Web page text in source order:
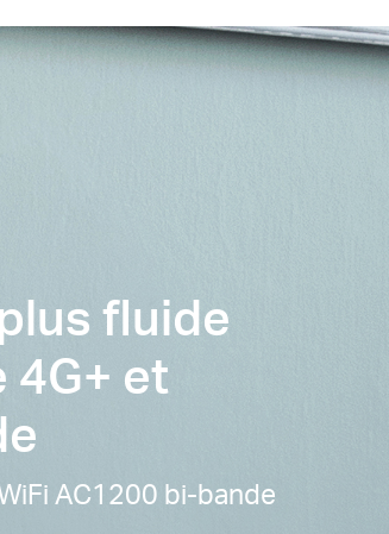
fluide
4G+ et
AC1200 bi-bande